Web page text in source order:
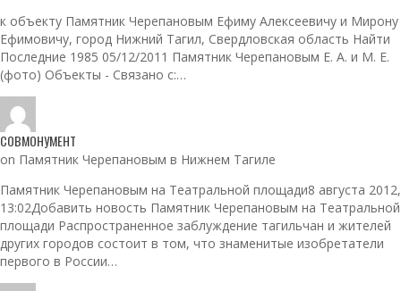
к объекту Памятник Черепановым Ефиму Алексеевичу и Мирону
Ефимовичу, город Нижний Тагил, Свердловская область Найти
Последние 1985 05/12/2011 Памятник Черепановым Е. А. и М. Е.
(фото) Объекты - Связано с:…
СОВМОНУМЕНТ
on Памятник Черепановым в Нижнем Тагиле
Памятник Черепановым на Театральной площади8 августа 2012,
13:02Добавить новость Памятник Черепановым на Театральной
площади Распространенное заблуждение тагильчан и жителей
других городов состоит в том, что знаменитые изобретатели
первого в России…